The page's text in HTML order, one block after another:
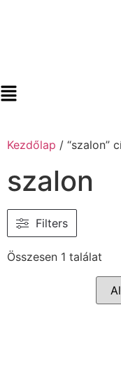
Kezdőlap / “szalon”
szalon
Filters
Összesen 1 találat